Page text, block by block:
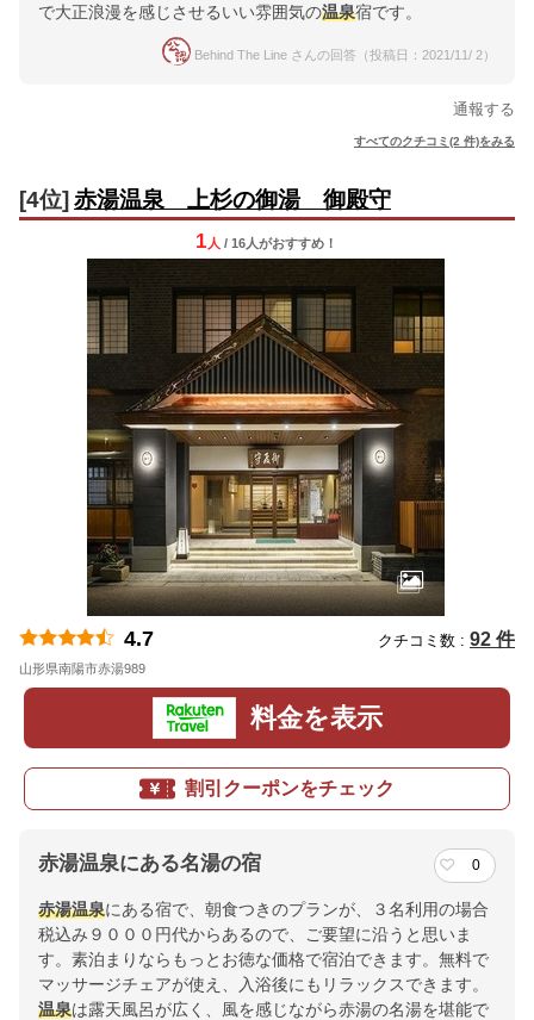
で大正浪漫を感じさせるいい雰囲気の温泉宿です。
Behind The Line さんの回答（投稿日：2021/11/ 2）
通報する
すべてのクチコミ(2 件)をみる
[4位] 赤湯温泉 上杉の御湯 御殿守
1 人 / 16人がおすすめ！
4.7 クチコミ数 : 92 件
山形県南陽市赤湯989
料金を表示
割引クーポンをチェック
赤湯温泉にある名湯の宿 0
赤湯温泉にある宿で、朝食つきのプランが、３名利用の場合
税込み９０００円代からあるので、ご要望に沿うと思いま
す。素泊まりならもっとお徳な価格で宿泊できます。無料で
マッサージチェアが使え、入浴後にもリラックスできます。
温泉は露天風呂が広く、風を感じながら赤湯の名湯を堪能で